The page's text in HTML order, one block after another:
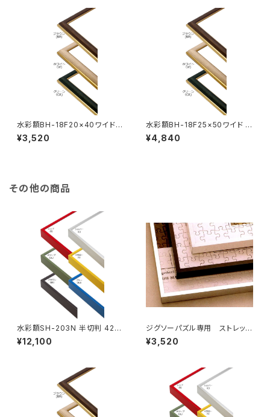
水彩額BH-18F20×40ワイド 2
00×400ミリ
¥3,520
水彩額BH-18F25×50ワイド 2
50×500ミリ
¥4,840
その他の商品
水彩額SH-203N 半切判 423
×545ミリ
¥12,100
ジグソーパズル専用 ストレッチ
ライン 510×735ミリ （10T)
¥3,520